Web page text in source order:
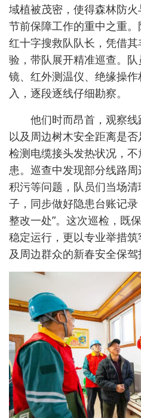
域植被茂密，使得森林防
节前保障工作的重中之重
红十字搜救队队长，凭借
验，带队展开精准巡查。
镜、红外测温仪、绝缘操
入，逐段逐线仔细勘察。
他们时而昂首，观察线
以及周边树木安全距离是
检测电缆接头发热状况，
患。巡查中发现部分线路
积污等问题，队员们当场
子，同步做好隐患台账记录
整改一处”。这次巡检，既
稳定运行，更以专业举措
及周边群众的新春安全保驾